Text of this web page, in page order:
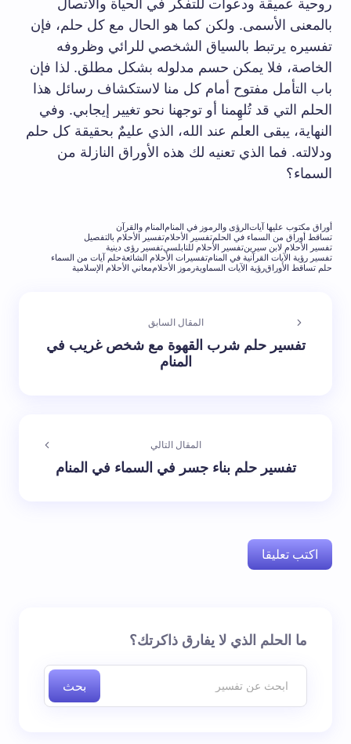
روحية عميقة ودعوات للتفكر في الحياة والاتصال
بالمعنى الأسمى. ولكن كما هو الحال مع كل حلم، فإن
تفسيره يرتبط بالسياق الشخصي للرائي وظروفه
الخاصة، فلا يمكن حسم مدلوله بشكل مطلق. لذا فإن
باب التأمل مفتوح أمام كل منا لاستكشاف رسائل هذا
الحلم التي قد تُلهِمنا أو توجهنا نحو تغيير إيجابي. وفي
النهاية، يبقى العلم عند الله، الذي عليمٌ بحقيقة كل حلم
ودلالته. فما الذي تعنيه لك هذه الأوراق النازلة من
السماء؟
أوراق مكتوب عليها آياتالرؤى والرموز في المنامالمنام والقرآن
تساقط أوراق من السماء في الحلمتفسير الأحلامتفسير الأحلام بالتفصيل
تفسير الأحلام لابن سيرينتفسير الأحلام للنابلسيتفسير رؤى دينية
تفسير رؤية الآيات القرآنية في المنامتفسيرات الأحلام الشائعةحلم آيات من السماء
حلم تساقط الأوراقرؤية الآيات السماويةرموز الأحلاممعاني الأحلام الإسلامية
المقال السابق
تفسير حلم شرب القهوة مع شخص غريب في
المنام
المقال التالي
تفسير حلم بناء جسر في السماء في المنام
اكتب تعليقا
لن يتم نشر عنوان بريدك الإلكتروني. الحقول الإلزامية مشارما الحلم الذي لا يفارق ذاكرتك؟
بحث